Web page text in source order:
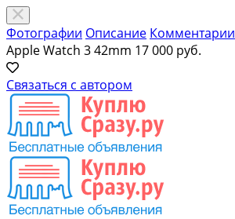
Фотографии Описание Комментарии
Apple Watch 3 42mm 17 000 руб.
Связаться с автором